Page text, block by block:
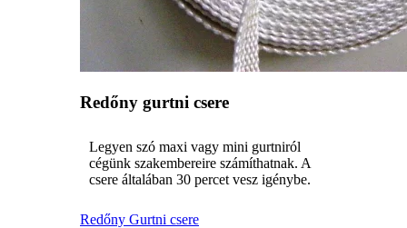
Redőny gurtni csere
Legyen szó maxi vagy mini gurtniról
cégünk szakembereire számíthatnak. A
csere általában 30 percet vesz igénybe.
Redőny Gurtni csere